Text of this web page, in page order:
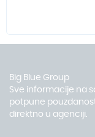
Big Blue Group
Sve informacije na
potpune
direktno u agenciji.